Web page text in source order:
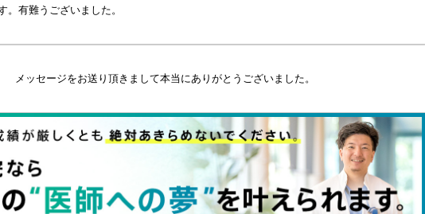
。有難うございました。
メッセージをお送り頂きまして本当にありがとうございました。